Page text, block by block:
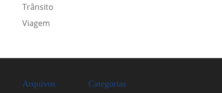
Trânsito
Viagem
Arquivos Categorias